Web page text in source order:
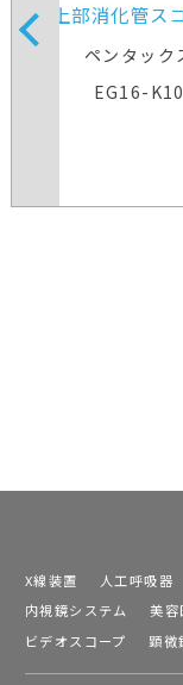
上部消化管ス
ペンタック
EG16-K10
X線装置 人工呼吸器
内視鏡システム
美容
ビデオスコープ
顕微